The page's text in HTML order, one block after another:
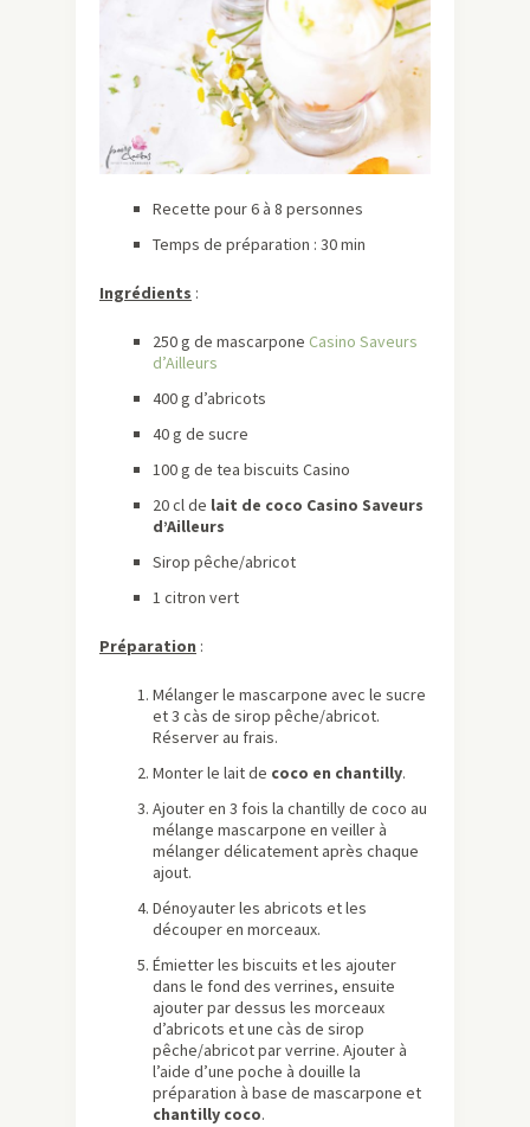
Recette pour 6 à 8 personnes
Temps de préparation : 30 min
Ingrédients :
250 g de mascarpone Casino Saveurs
d’Ailleurs
400 g d’abricots
40 g de sucre
100 g de tea biscuits Casino
​20 cl de lait de coco Casino Saveurs
d’Ailleurs
Sirop pêche/abricot
​1 citron vert ​
Préparation :
Mélanger le mascarpone avec le sucre
et 3 càs de sirop pêche/abricot.
Réserver au frais.
Monter le lait de coco en chantilly.
Ajouter en 3 fois la chantilly de coco au
mélange mascarpone en veiller à
mélanger délicatement après chaque
ajout.
Dénoyauter les abricots et les
découper en morceaux.
Émietter les biscuits et les ajouter
dans le fond des verrines, ensuite
ajouter par dessus les morceaux
d’abricots et une càs de sirop
pêche/abricot par verrine. Ajouter à
l’aide d’une poche à douille la
préparation à base de mascarpone et
chantilly coco.